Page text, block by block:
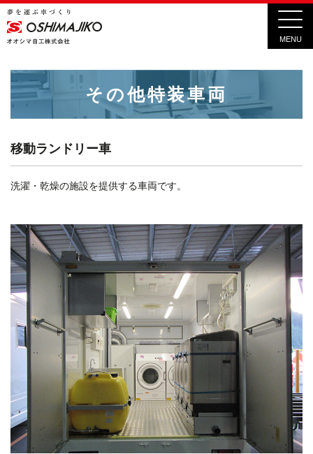
MENU
その他特装車両
移動ランドリー車
洗濯・乾燥の施設を提供する車両です。